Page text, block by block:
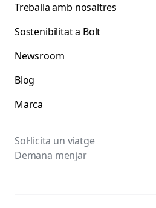
Treballa amb nosaltres
Sostenibilitat a Bolt
Newsroom
Blog
Marca
Sol·licita un viatge
Demana menjar